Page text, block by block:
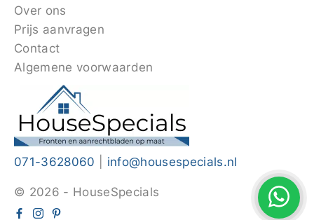
Over ons
Prijs aanvragen
Contact
Algemene voorwaarden
071-3628060
info@housespecials.nl
© 2026 - HouseSpecials